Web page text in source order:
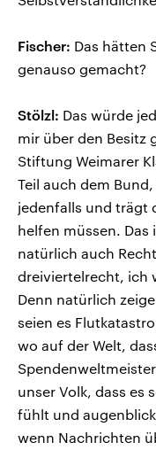
Fischer: Das hätten
genauso gemacht?
Stölzl: Das würde
mir über den Besitz
Stiftung Weimarer
Teil auch dem
jedenfalls und trägt
helfen müssen. Das
natürlich auch
dreiviertelrecht, ich
Denn natürlich
seien es
wo auf der Welt,
unser Volk, dass es
fühlt und
wenn Nachrichten